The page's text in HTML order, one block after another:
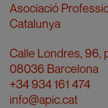
Asociació
Catalunya
Calle Londres, 96,
08036 Barcelona
+34 934 161 474
info@apic.cat